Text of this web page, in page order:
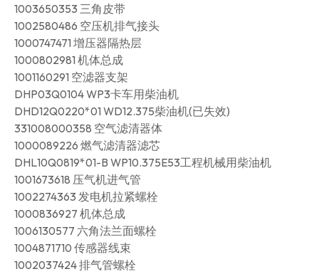
1003650353 三角皮带
1002580486 空压机排气接头
1000747471 增压器隔热层
1000802981 机体总成
1001160291 空滤器支架
DHP03Q0104 WP3卡车用柴油机
DHD12Q0220*01 WD12.375柴油机(已失效)
331008000358 空气滤清器体
1000089226 燃气滤清器滤芯
DHL10Q0819*01-B WP10.375E53工程机械用柴油机
1001673618 压气机进气管
1002274363 发电机拉紧螺栓
1000836927 机体总成
1006130577 六角法兰面螺栓
1004871710 传感器线束
1002037424 排气管螺栓